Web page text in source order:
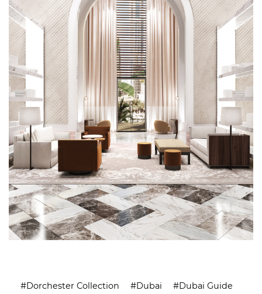
Dorchester Collection Dubai
Dubai Guide